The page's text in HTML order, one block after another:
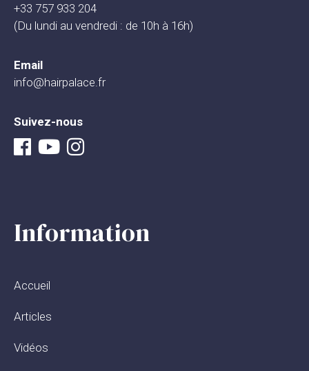
+33 757 933 204
(Du lundi au vendredi : de 10h à 16h)
Email
info@hairpalace.fr
Suivez-nous
Information
Accueil
Articles
Vidéos